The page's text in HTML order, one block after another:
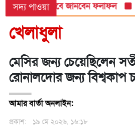
সদ্য পাওয়াযেভাবে জানবেন ফলাফল
খেলাধুলা
মেসির জন্য চেয়েছিলেন
রোনালদোর জন্য বিশ্বকাপ
আমার বার্তা অনলাইন:
প্রকাশ:
১৯ মে ২০২৬, ১৬:১৮